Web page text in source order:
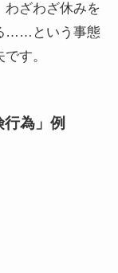
わざわざ休みを
……という事態
す。
為」例